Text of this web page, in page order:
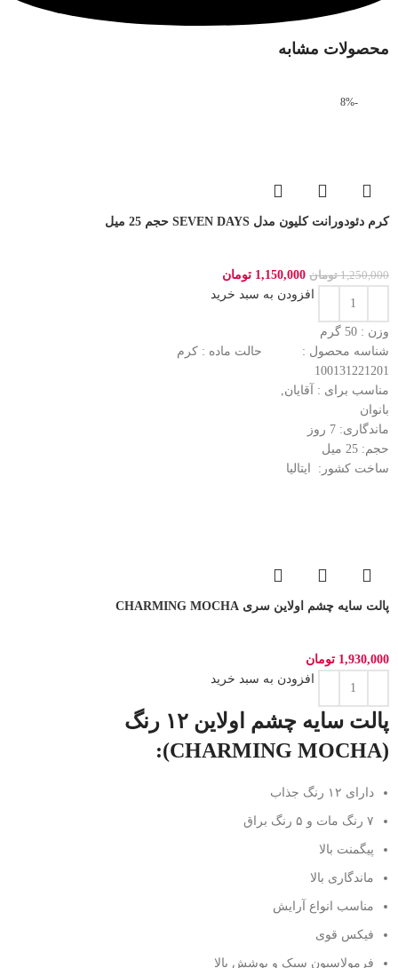
محصولات مشابه
-8%
کرم دئودورانت کلیون مدل SEVEN DAYS حجم 25 میل
1,250,000 تومان 1,150,000 تومان
افزودن به سبد خرید
وزن : 50
گرم
شناسه محصول :
100131221201
حالت ماده : کرم
مناسب برای : آقایان,
بانوان
ماندگاری: 7
روز
حجم: 25
میل
ساخت کشور: ایتالیا
پالت سایه چشم اولاین سری CHARMING MOCHA
1,930,000 تومان
افزودن به سبد خرید
پالت سایه چشم اولاین ۱۲ رنگ
(CHARMING MOCHA):
دارای ۱۲ رنگ جذاب
۷ رنگ مات و ۵ رنگ براق
پیگمنت بالا
ماندگاری بالا
مناسب انواع آرایش
فیکس قوی
فرمولاسیون سبک و پوشش بالا